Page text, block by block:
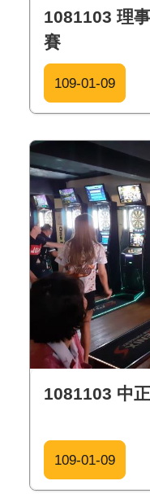
1081103 理
賽
109-01-09
1081103 中
109-01-09